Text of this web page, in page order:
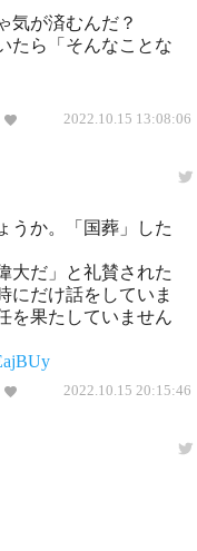
が済むんだ？
たら「そんなことな
2022.10.15 13:08:06
うか。「国葬」した
大だ」と礼賛された
にだけ話をしていま
を果たしていません
2022.10.15 20:15:46